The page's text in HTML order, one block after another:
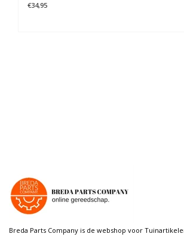
€34,95
Breda Parts Company is de webshop voor